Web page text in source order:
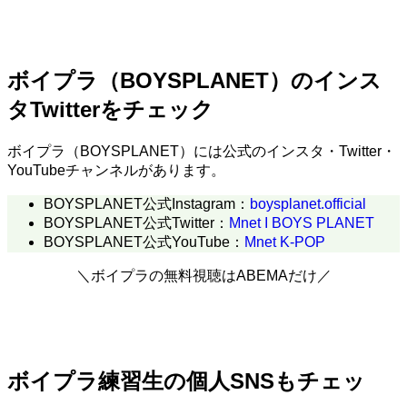
ボイプラ（BOYSPLANET）のインス
タTwitterをチェック
ボイプラ（BOYSPLANET）には公式のインスタ・Twitter・
YouTubeチャンネルがあります。
BOYSPLANET公式Instagram： boysplanet.official
BOYSPLANET公式Twitter： Mnet I BOYS PLANET
BOYSPLANET公式YouTube： Mnet K-POP
＼ボイプラの無料視聴はABEMAだけ／
ボイプラ練習生の個人SNSもチェッ